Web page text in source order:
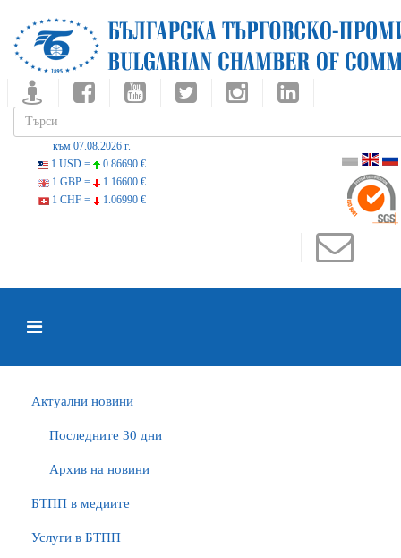
към 07.08.2026 г.
1 USD =
0.86690 €
1 GBP =
1.16600 €
1 CHF =
1.06990 €
Актуални новини
Последните 30 дни
Архив на новини
БTПП в медиите
Услуги в БТПП